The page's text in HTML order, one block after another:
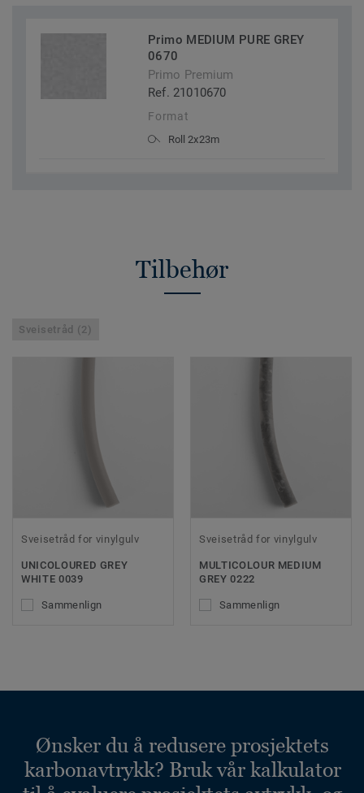
Primo MEDIUM PURE GREY
0670
Primo Premium
Ref. 21010670
Format
Roll 2x23m
Tilbehør
Sveisetråd (2)
Sveisetråd for vinylgulv
UNICOLOURED GREY
WHITE 0039
Sammenlign
Sveisetråd for vinylgulv
MULTICOLOUR MEDIUM
GREY 0222
Sammenlign
Ønsker du å redusere prosjektets
karbonavtrykk? Bruk vår kalkulator